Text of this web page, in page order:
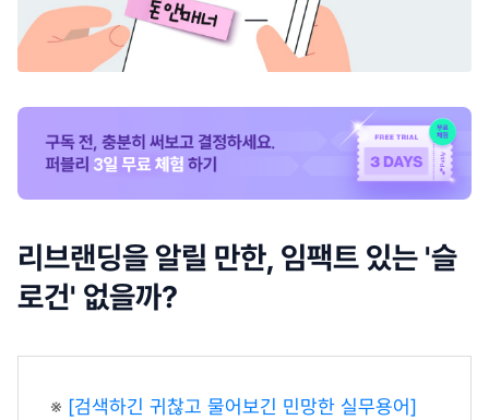
리브랜딩을 알릴 만한, 임팩트 있는 '슬
로건' 없을까?
※ [검색하긴 귀찮고 물어보긴 민망한 실무용어]